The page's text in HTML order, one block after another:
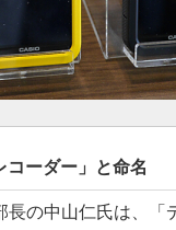
コーダー」と命名
の中山仁氏は、「